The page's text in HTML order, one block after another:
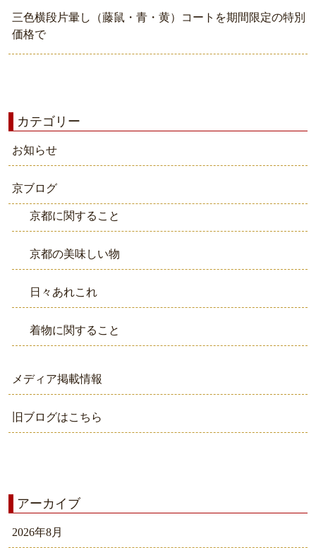
三色横段片暈し（藤鼠・青・黄）コートを期間限定の特別
価格で
カテゴリー
お知らせ
京ブログ
京都に関すること
京都の美味しい物
日々あれこれ
着物に関すること
メディア掲載情報
旧ブログはこちら
アーカイブ
2026年8月